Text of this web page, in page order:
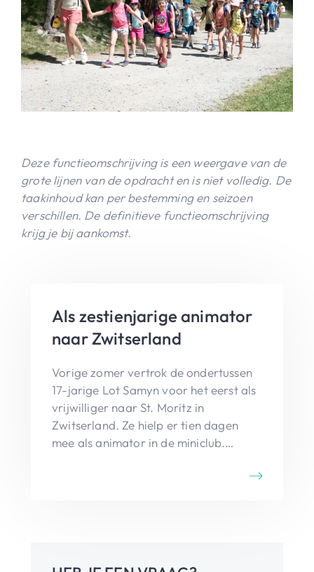
Deze functieomschrijving is een weergave van de
grote lijnen van de opdracht en is niet volledig. De
taakinhoud kan per bestemming en seizoen
verschillen. De definitieve functieomschrijving
krijg je bij aankomst.
Als zestienjarige animator
naar Zwitserland
Vorige zomer vertrok de ondertussen
17-jarige Lot Samyn voor het eerst als
vrijwilliger naar St. Moritz in
Zwitserland. Ze hielp er tien dagen
mee als animator in de miniclub.